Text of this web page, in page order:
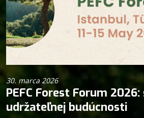
30. marca 2026
PEFC Forest Forum
udržateľnej budúcnosti